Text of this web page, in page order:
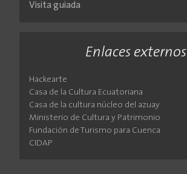
Visita guiada
Enlaces externos
Hackearte
Casa de la Cultura Ecuatoriana
Casa de la cultura núcleo del azuay
Ministerio de Cultura y Patrimonio
Fundación de Turismo para Cuenca
CIDAP